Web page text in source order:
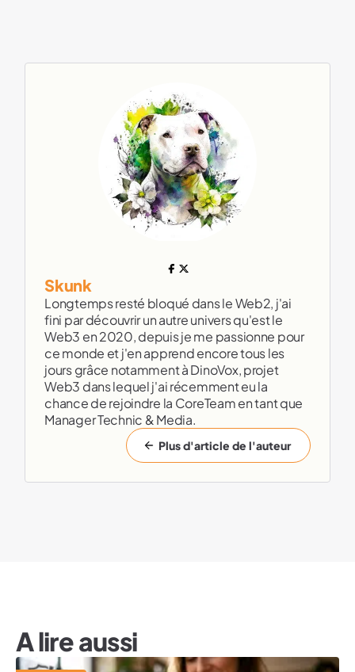
Skunk
Longtemps resté bloqué dans le Web2, j'ai
fini par découvrir un autre univers qu'est le
Web3 en 2020, depuis je me passionne pour
ce monde et j'en apprend encore tous les
jours grâce notamment à DinoVox, projet
Web3 dans lequel j'ai récemment eu la
chance de rejoindre la CoreTeam en tant que
Manager Technic & Media.
Plus d'article de l'auteur
A lire aussi